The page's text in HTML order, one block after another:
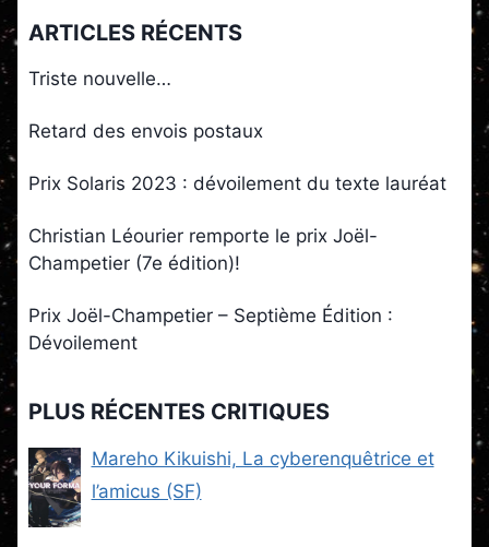
ARTICLES RÉCENTS
Triste nouvelle…
Retard des envois postaux
Prix Solaris 2023 : dévoilement du texte lauréat
Christian Léourier remporte le prix Joël-
Champetier (7e édition)!
Prix Joël-Champetier – Septième Édition :
Dévoilement
PLUS RÉCENTES CRITIQUES
Mareho Kikuishi, La cyberenquêtrice et
l’amicus (SF)